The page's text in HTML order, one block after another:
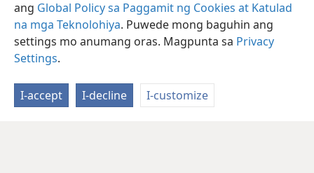
ang Global Policy sa Paggamit ng Cookies at Katulad
na mga Teknolohiya. Puwede mong baguhin ang
settings mo anumang oras. Magpunta sa Privacy
Settings.
I-accept I-decline I-customize